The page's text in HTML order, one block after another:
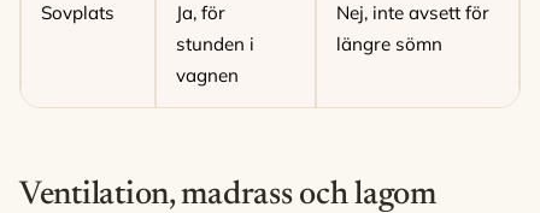
Sovplats
Ja, för
stunden i
vagnen
Nej, inte avsett för
längre sömn
Ventilation, madrass och lagom